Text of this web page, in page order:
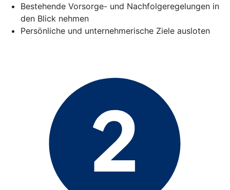
Bestehende Vorsorge- und Nachfolgeregelungen in
den Blick nehmen
Persönliche und unternehmerische Ziele ausloten